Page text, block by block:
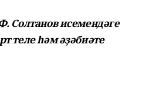
Солтанов исемендәге
теле һәм әҙәбиәте